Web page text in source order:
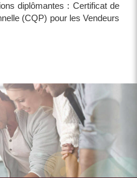
diplômantes : Certificat de
(CQP) pour les Vendeurs